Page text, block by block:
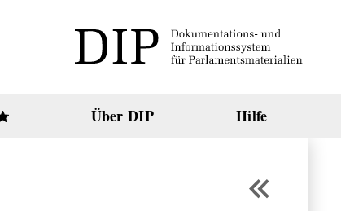
Über DIP Hilfe